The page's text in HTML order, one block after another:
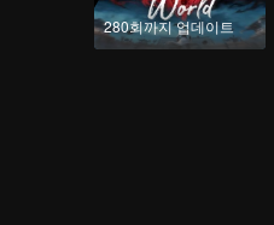
280회까지 업데이트